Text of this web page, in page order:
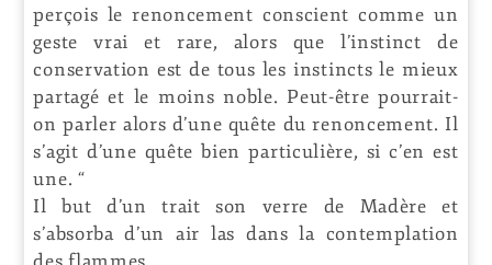
perçois le renoncement conscient comme un
geste vrai et rare, alors que l’instinct de
conservation est de tous les instincts le mieux
partagé et le moins noble. Peut-être pourrait-
on parler alors d’une quête du renoncement. Il
s’agit d’une quête bien particulière, si c’en est
une. “
Il but d’un trait son verre de Madère et
s’absorba d’un air las dans la contemplation